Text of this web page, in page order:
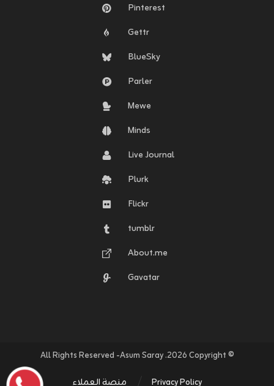
Pinterest
Gettr
BlueSky
Parler
Mewe
Minds
Live Journal
Plurk
Flickr
tumblr
About.me
Gavatar
© Copyright ٢٠٢٦. All Rights Reserved -Asum Saray
Privacy Policy
منصة العملاء